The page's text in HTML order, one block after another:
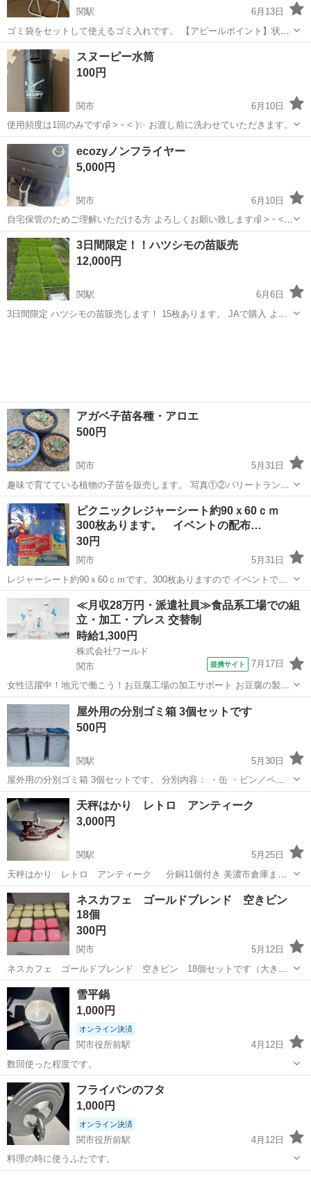
関駅
6月13日
ゴミ袋をセットして使えるゴミ入れです。 【アピールポイント】状態
はいいのでまだまだ使えます！ 【希望取引場所】岐阜県関市のカイン
ズホームの付近 【希望取引日時】日時はご希望に合わせられます。 上
記の条件に合わせてくだ...
岐阜 関市 家庭用品
スヌーピー水筒
100円
関市
6月10日
使用頻度は1回のみですദ്ദി ˃ ᵕ ˂ )✨️ お渡し前に洗わせていただきます。
岐阜 関市
ecozyノンフライヤー
5,000円
関市
6月10日
自宅保管のためご理解いただける方 よろしくお願い致しますദ്ദി ˃ ᵕ ˂
)✨️ ほぼ未使用です！ 説明書が汚くなってしまっているため お値段安
く出品させていただきます♩ 【高性能ノンフライヤー】 ecozyのノ...
岐阜 関市 調理器具
3日間限定！！ハツシモの苗販売
12,000円
関駅
6月6日
3日間限定 ハツシモの苗販売します！ 15枚あります。 JAで購入 よろ
アガベ子苗各種・アロエ
500円
関市
5月31日
趣味で育てている植物の子苗を販売します。 写真①②パリートランカ
ータ各500円〜1500円 写真③アメリカーナ華厳、キシロナカンサ、ア
ロエストリアツラ各500円 写真④パラサナ各500円 写真⑤五色万代ロ
ファンサ各5...
岐阜 関市 家庭用品
ピクニックレジャーシート約90ｘ60ｃｍ
300枚あります。 イベントの配布…
30円
関市
5月31日
レジャーシート約90ｘ60ｃｍです。300枚ありますので イベントでの
配布や粗品としていかがでしょうか？ デザインは添付画像の通りペン
ギン柄です。もちろん新品です。 外袋や中のチラシが異なる可能性が
ありますので予めご了...
岐阜 関市 ノベルティグッズ レジャーシート
≪月収28万円・派遣社員≫食品系工場での組
立・加工・プレス 交替制
時給1,300円
株式会社ワールド
関市
提携サイト 7月17日
女性活躍中！地元で働こう！お豆腐工場の加工サポート お豆腐の製造
（2交替） 生の大豆から普通の豆腐の調理手順と同様の方法で豆腐を
作ります。 その後で冷凍加工し、出荷となります。 その製造過程での
各種作業の中から分担して作...
岐阜 関市 その他
屋外用の分別ゴミ箱 3個セットです
500円
関駅
5月30日
屋外用の分別ゴミ箱 3個セットです。 分別内容： ・缶 ・ビン／ペッ
トボトル ・トレー 屋外で使用していたため、汚れや使用感はあります
が、 フタの開閉など使用には問題ありません。 イベント、現場、家庭
用の分別ゴミ箱とし...
岐阜 関市 関駅 家庭用品
天秤はかり レトロ アンティーク
3,000円
関駅
5月25日
天秤はかり レトロ アンティーク 分銅11個付き 美濃市倉庫まで
引き取りに来て頂ける方お願い致します。 値引き交渉御遠慮願いま
す。
岐阜 関市 調理器具 天秤はかり
ネスカフェ ゴールドブレンド 空きビン
18個
300円
関市
5月12日
ネスカフェ ゴールドブレンド 空きビン 18個セットです（大きい
サイズ2個あり） 黄色い蓋と赤い蓋が混ざっています。 漬物やピクル
ス様にいかがでしょうか。
岐阜 関市 食器
雪平鍋
1,000円
オンライン決済
関市役所前駅
4月12日
数回使った程度です。
岐阜 関市 関市役所前駅 調理器具
フライパンのフタ
1,000円
オンライン決済
関市役所前駅
4月12日
料理の時に使うふたです。